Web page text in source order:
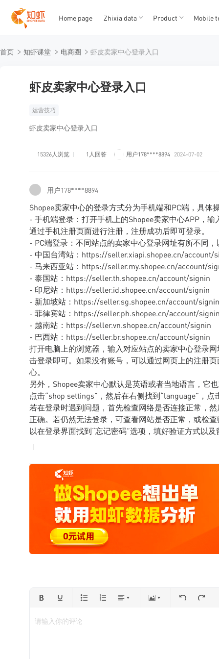
12345
Home page Zhixia data Product Mobile
首页 知虾课堂 电商圈 虾皮卖家中心登录入口
虾皮卖家中心登录入口
运营技巧
虾皮卖家中心登录入口
15326人浏览 1人回答 用户178****8894 2024-07-02
用户178****8894
Shopee卖家中心的登录方式分为手机端和PC端，具体
- 手机端登录：打开手机上的Shopee卖家中心APP，
通过手机注册页面进行注册，注册成功后即可登录。
- PC端登录：不同站点的卖家中心登录网址有所不同
- 中国台湾站：https://seller.xiapi.shopee.cn/account/
- 马来西亚站：https://seller.my.shopee.cn/account/
- 泰国站：https://seller.th.shopee.cn/account/signin
- 印尼站：https://seller.id.shopee.cn/account/signin
- 新加坡站：https://seller.sg.shopee.cn/account/signin
- 菲律宾站：https://seller.ph.shopee.cn/account/
- 越南站：https://seller.vn.shopee.cn/account/signin
- 巴西站：https://seller.br.shopee.cn/account/signin
打开电脑上的浏览器，输入对应站点的卖家中心登录
击登录即可。如果没有账号，可以通过网页上的注册
心。
另外，Shopee卖家中心默认是英语或者当地语言，它
点击“shop settings”，然后在右侧找到“language”，
若在登录时遇到问题，首先检查网络是否连接正常，
正确。若仍然无法登录，可查看网站是否正常，或检
以在登录界面找到“忘记密码”选项，填好验证方式以
请输入你的评论